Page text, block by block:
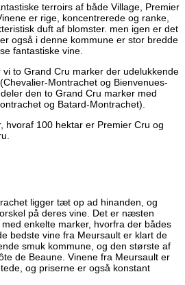
terroirs af både Village, Premier
er rige, koncentrerede og ranke,
duft af blomster. men igen er det
også i denne kommune er stor bredde
fantastiske vine.
to Grand Cru marker der udelukkende
Montrachet og Bienvenues-
den to Grand Cru marker med
og Batard-Montrachet).
hvoraf 100 hektar er Premier Cru og
ligger tæt op ad hinanden, og
på deres vine. Det er næsten
enkelte marker, hvorfra der bådes
bedste vine fra Meursault er klart de
smuk kommune, og den største af
de Beaune. Vinene fra Meursault er
og priserne er også konstant